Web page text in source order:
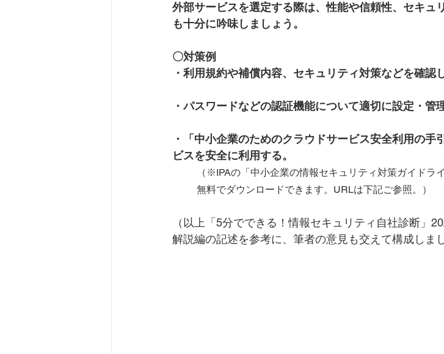
外部サービスを選定する際は、性能や信頼性、セキュ
も十分に吟味しましょう。
〇対策例
・利用規約や補償内容、セキュリティ対策などを確認
・パスワードなどの認証機能について適切に設定・管
・「中小企業のためのクラウドサービス安全利用の
ビスを安全に利用する。
（※IPAの「中小企業の情報セキュリティ対策ガイドラ
無料でダウンロードできます。 URLは下記ご参照。）
（以上「5分でできる！情報セキュリティ自社診断」
解説編の記述を参考に、筆者の意見も交えて構成しま